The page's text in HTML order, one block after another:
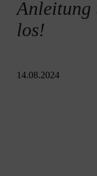
Anleitung
los!
14.08.2024